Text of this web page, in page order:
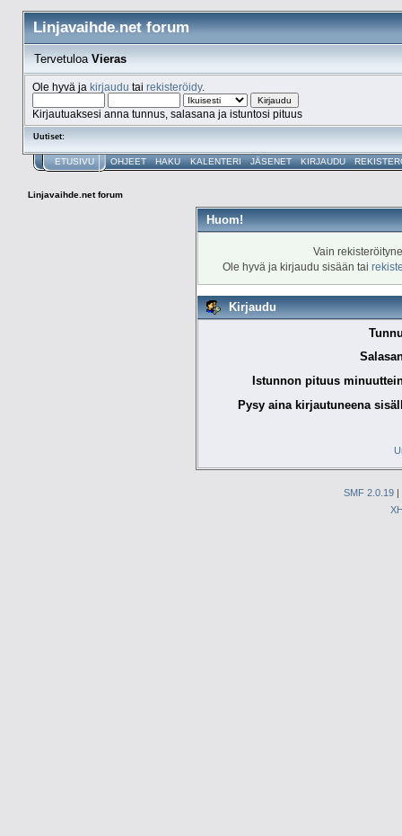
Linjavaihde.net forum
TervetuloaVieras
Ole hyvä ja kirjaudu tai rekisteröidy.
Kirjautuaksesi anna tunnus, salasana ja istuntosi pituus
Uutiset:
ETUSIVU OHJEET HAKU KALENTERI JÄSENET KIRJAUDU
Linjavaihde.net forum
Huom!
Vain
Ole hyvä ja kirjaudu sisään tai
Kirjaudu
Istunnon pituus
Pysy aina kirjautuneena
SMF 2.0.19